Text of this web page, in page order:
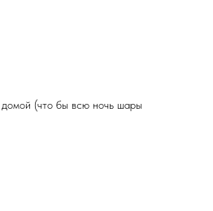
домой (что бы всю ночь шары